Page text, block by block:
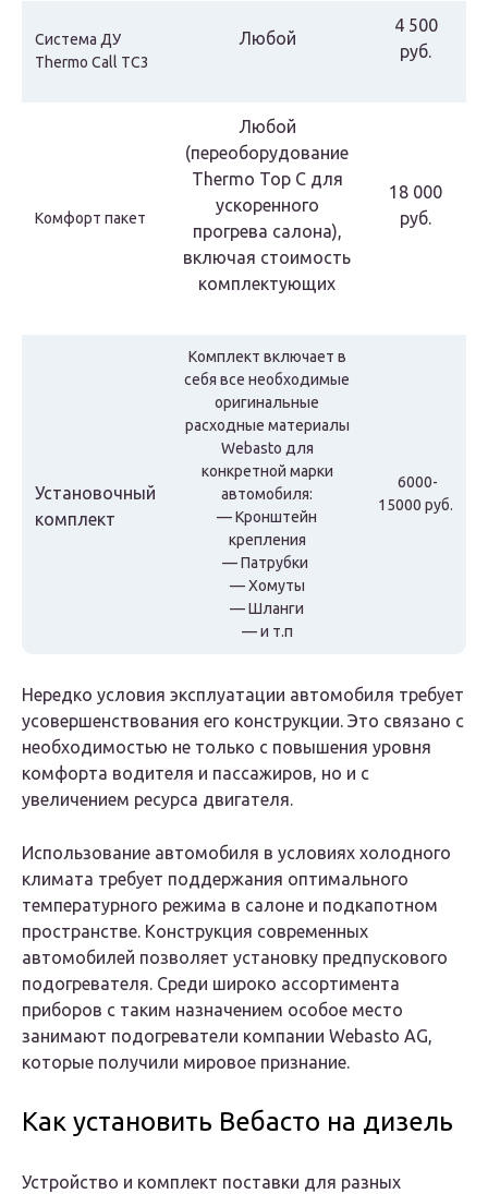
Система ДУ
Thermo Call TC3
Любой
4 500
руб.
Комфорт пакет
Любой
(переоборудование
Thermo Top С для
ускоренного
прогрева салона),
включая стоимость
комплектующих
18 000
руб.
Установочный
комплект
Комплект включает в
себя все необходимые
оригинальные
расходные материалы
Webasto для
конкретной марки
автомобиля:
— Кронштейн
крепления
— Патрубки
— Хомуты
— Шланги
— и т.п
6000-
15000 руб.
Нередко условия эксплуатации автомобиля требует
усовершенствования его конструкции. Это связано с
необходимостью не только с повышения уровня
комфорта водителя и пассажиров, но и с
увеличением ресурса двигателя.
Использование автомобиля в условиях холодного
климата требует поддержания оптимального
температурного режима в салоне и подкапотном
пространстве. Конструкция современных
автомобилей позволяет установку предпускового
подогревателя. Среди широко ассортимента
приборов с таким назначением особое место
занимают подогреватели компании Webasto AG,
которые получили мировое признание.
Как установить Вебасто на дизель
Устройство и комплект поставки для разных